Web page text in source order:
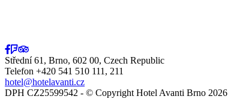
Střední 61, Brno, 602 00, Czech Republic
Telefon +420 541 510 111, 211
hotel@hotelavanti.cz
DPH CZ25599542 - © Copyright Hotel Avanti Brno 2026